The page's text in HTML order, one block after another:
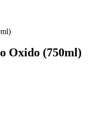
Oxido (750ml)